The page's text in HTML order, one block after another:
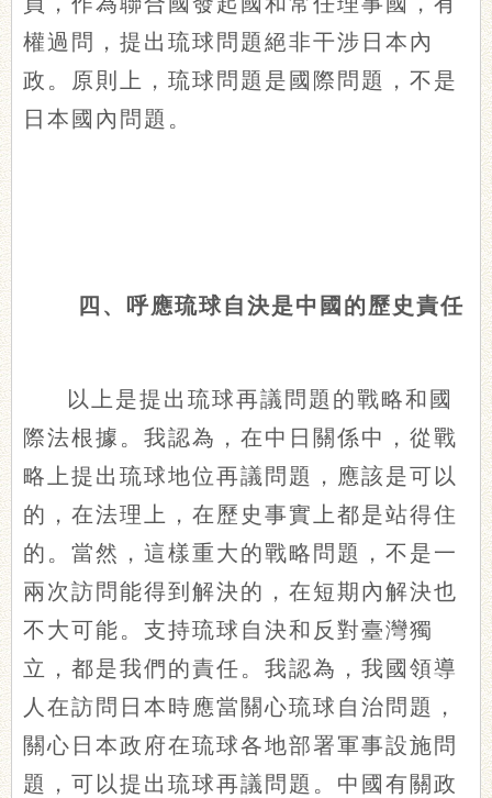
權過問，提出琉球問題絕非干涉日本內
政。原則上，琉球問題是國際問題，不是
日本國內問題。
四、呼應琉球自決是中國的歷史責任
以上是提出琉球再議問題的戰略和國
際法根據。我認為，在中日關係中，從戰
略上提出琉球地位再議問題，應該是可以
的，在法理上，在歷史事實上都是站得住
的。當然，這樣重大的戰略問題，不是一
兩次訪問能得到解決的，在短期內解決也
不大可能。支持琉球自決和反對臺灣獨
立，都是我們的責任。我認為，我國領導
人在訪問日本時應當關心琉球自治問題，
關心日本政府在琉球各地部署軍事設施問
題，可以提出琉球再議問題。中國有關政